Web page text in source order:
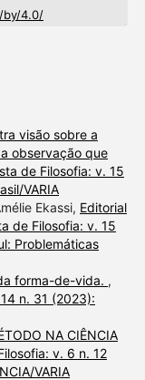
by/4.0/
visão sobre a
observação que
de Filosofia: v. 15
VARIA
Ekassi, Editorial
de Filosofia: v. 15
Problemáticas
forma-de-vida. ,
n. 31 (2023):
NA CIÊNCIA
v. 6 n. 12
VARIA